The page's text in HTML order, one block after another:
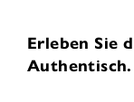
Erleben Sie